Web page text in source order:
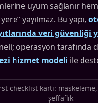
uyum sağlanır
yayılmaz. Bu yapı,
veri güvenliği
operasyon tarafında
hizmet modeli ile
checklist kartı:
şeffaflık